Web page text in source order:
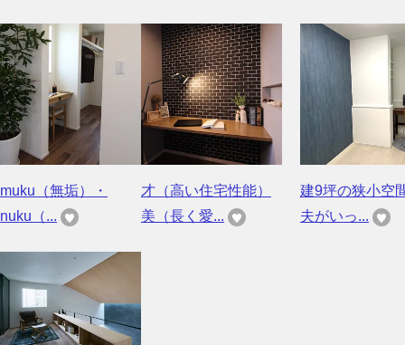
muku（無垢）・
nuku（...
才（高い住宅性能）
美（長く愛...
建9坪の狭小空
夫がいっ...